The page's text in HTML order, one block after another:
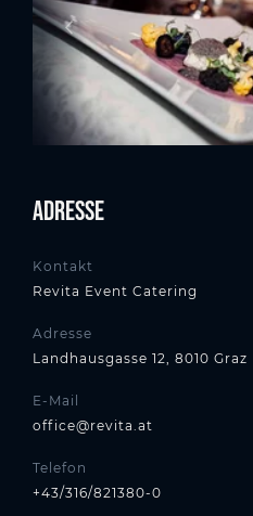
Adresse
Kontakt
Revita Event Catering
Adresse
Landhausgasse 12, 8010 Graz
E-Mail
office@revita.at
Telefon
+43/316/821380-0